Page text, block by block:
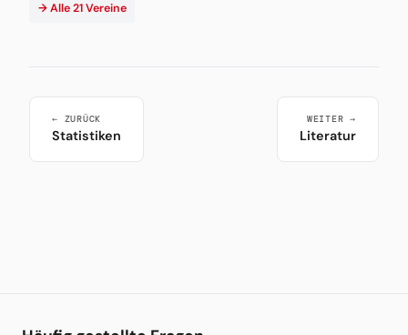
→ Alle 21 Vereine
← ZURÜCK
Statistiken
WEITER →
Literatur